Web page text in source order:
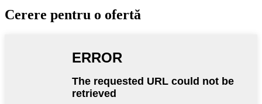
Cerere pentru o ofertă